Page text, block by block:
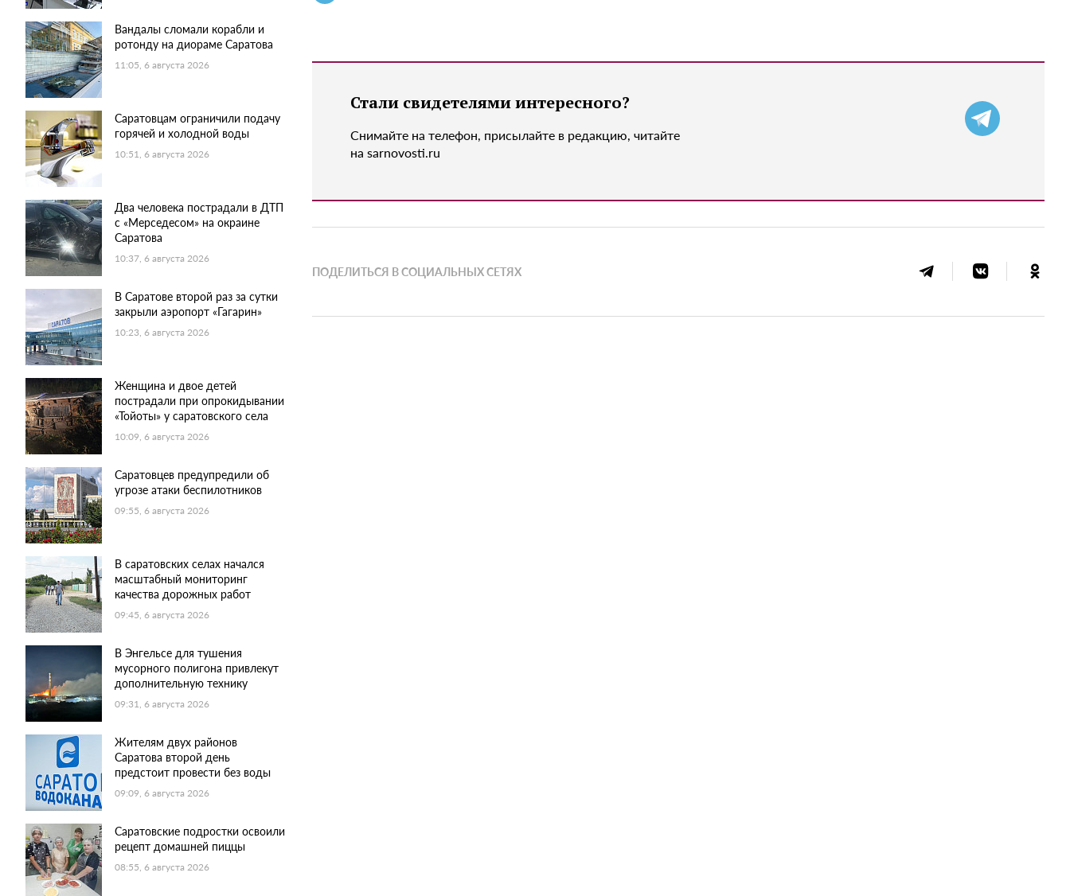
Вандалы сломали корабли и
ротонду на диораме Саратова
11:05, 6 августа 2026
Саратовцам ограничили подачу
горячей и холодной воды
10:51, 6 августа 2026
Два человека пострадали в ДТП
с «Мерседесом» на окраине
Саратова
10:37, 6 августа 2026
В Саратове второй раз за сутки
закрыли аэропорт «Гагарин»
10:23, 6 августа 2026
Женщина и двое детей
пострадали при опрокидывании
«Тойоты» у саратовского села
10:09, 6 августа 2026
Саратовцев предупредили об
угрозе атаки беспилотников
09:55, 6 августа 2026
В саратовских селах начался
масштабный мониторинг
качества дорожных работ
09:45, 6 августа 2026
В Энгельсе для тушения
мусорного полигона привлекут
дополнительную технику
09:31, 6 августа 2026
Жителям двух районов
Саратова второй день
предстоит провести без воды
09:09, 6 августа 2026
Саратовские подростки освоили
рецепт домашней пиццы
08:55, 6 августа 2026
Стали свидетелями интересного?
Снимайте на телефон, присылайте в редакцию, читайте
на sarnovosti.ru
ПОДЕЛИТЬСЯ В СОЦИАЛЬНЫХ СЕТЯХ